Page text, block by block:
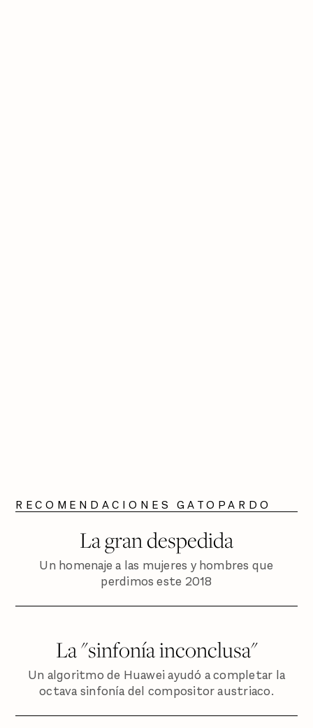
RECOMENDACIONES GATOPARDO
La gran despedida
Un homenaje a las mujeres y hombres que
perdimos este 2018
La "sinfonía inconclusa"
Un algoritmo de Huawei ayudó a completar la
octava sinfonía del compositor austriaco.